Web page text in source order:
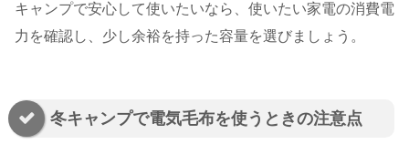
キャンプで安心して使いたいなら、使いたい家電の消費電
力を確認し、少し余裕を持った容量を選びましょう。
冬キャンプで電気毛布を使うときの注意点